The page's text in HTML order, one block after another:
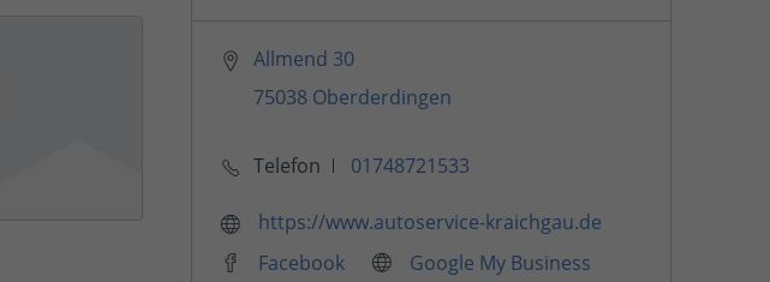
Allmend 30
75038 Oberderdingen
Telefon 01748721533
https://www.autoservice-kraichgau.de
Facebook
Google My Business